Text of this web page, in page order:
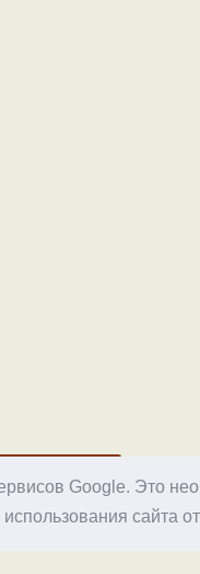
Google. Это
сайта